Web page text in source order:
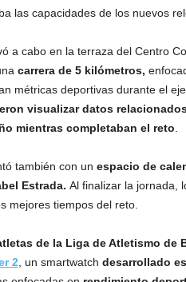
las capacidades de los nuevos
a cabo en la terraza del Centro
carrera de 5 kilómetros,
métricas deportivas durante el
visualizar datos
mientras completaban el reto
también con un espacio de
Estrada. Al finalizar la jornada,
mejores tiempos del reto.
de la Liga de Atletismo de
2 , un smartwatch desarrollado